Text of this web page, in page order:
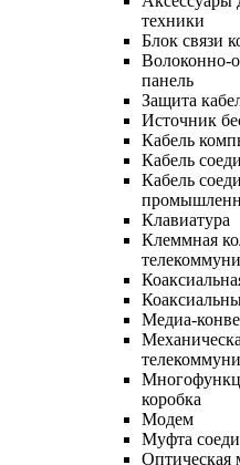
техники
Блок связи
Волоконно-
панель
Защита
Источник
Кабель
Кабель
Кабель
Клавиатура
Клеммная
Медиа-
коробка
Модем
Муфта
Оптическая